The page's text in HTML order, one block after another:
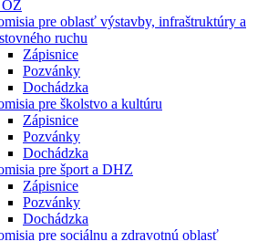
pre oblasť výstavby, infraštruktúry a
ruchu
Zápisnice
Pozvánky
Dochádzka
pre školstvo a kultúru
Zápisnice
Pozvánky
Dochádzka
pre šport a DHZ
Zápisnice
Pozvánky
Dochádzka
pre sociálnu a zdravotnú oblasť